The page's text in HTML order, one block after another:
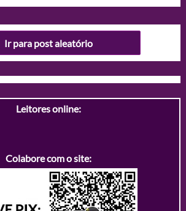
Ir para post aleatório
Leitores online:
Colabore com o site: